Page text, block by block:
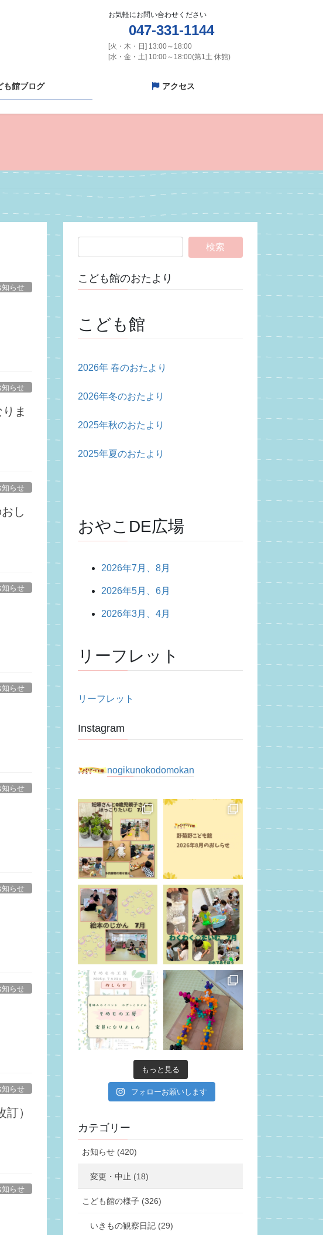
お気軽にお問い合わせください
047-331-1144
[火・木・日] 13:00～18:00
[水・金・土] 10:00～18:00(第1土 休館)
も館ブログ アクセス
知らせ
知らせ
ま
知らせ
し
知らせ
知らせ
知らせ
知らせ
知らせ
知らせ
）
知らせ
こども館のおたより
こども館
2026年 春のおたより
2026年冬のおたより
2025年秋のおたより
2025年夏のおたより
おやこDE広場
2026年7月、8月
2026年5月、6月
2026年3月、4月
リーフレット
リーフレット
Instagram
nogikunokodomokan
もっと見る
フォローお願いします
カテゴリー
お知らせ (420)
変更・中止 (18)
こども館の様子 (326)
いきもの観察日記 (29)